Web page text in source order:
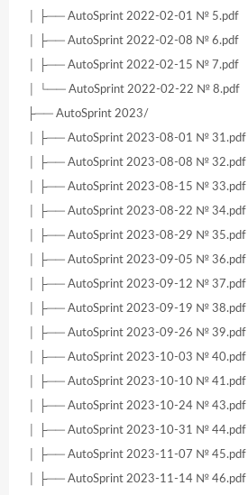
│ ├── AutoSprint 2022-02-01 № 5.pdf
│ ├── AutoSprint 2022-02-08 № 6.pdf
│ ├── AutoSprint 2022-02-15 № 7.pdf
│ └── AutoSprint 2022-02-22 № 8.pdf
├── AutoSprint 2023/
│ ├── AutoSprint 2023-08-01 № 31.pdf
│ ├── AutoSprint 2023-08-08 № 32.pdf
│ ├── AutoSprint 2023-08-15 № 33.pdf
│ ├── AutoSprint 2023-08-22 № 34.pdf
│ ├── AutoSprint 2023-08-29 № 35.pdf
│ ├── AutoSprint 2023-09-05 № 36.pdf
│ ├── AutoSprint 2023-09-12 № 37.pdf
│ ├── AutoSprint 2023-09-19 № 38.pdf
│ ├── AutoSprint 2023-09-26 № 39.pdf
│ ├── AutoSprint 2023-10-03 № 40.pdf
│ ├── AutoSprint 2023-10-10 № 41.pdf
│ ├── AutoSprint 2023-10-24 № 43.pdf
│ ├── AutoSprint 2023-10-31 № 44.pdf
│ ├── AutoSprint 2023-11-07 № 45.pdf
│ ├── AutoSprint 2023-11-14 № 46.pdf